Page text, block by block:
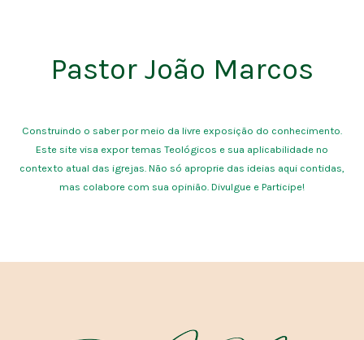
Pastor João Marcos
Construindo o saber por meio da livre exposição do conhecimento.
Este site visa expor temas Teológicos e sua aplicabilidade no
contexto atual das igrejas. Não só aproprie das ideias aqui contidas,
mas colabore com sua opinião. Divulgue e Participe!